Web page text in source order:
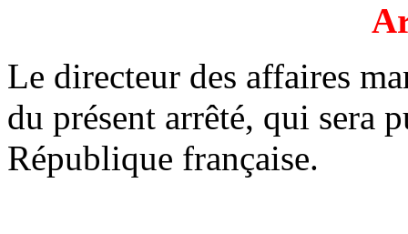
Le directeur des affaires
du présent arrêté, qui sera
République française.